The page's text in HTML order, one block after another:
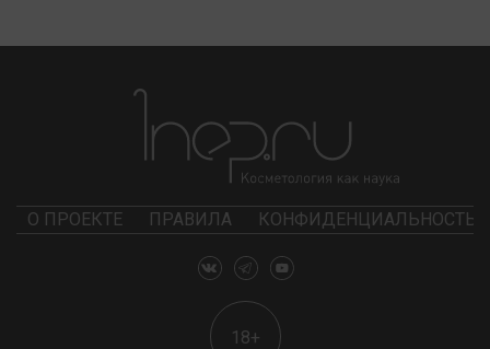
О ПРОЕКТЕ ПРАВИЛА КОНФИДЕНЦИАЛЬНОСТЬ
18+